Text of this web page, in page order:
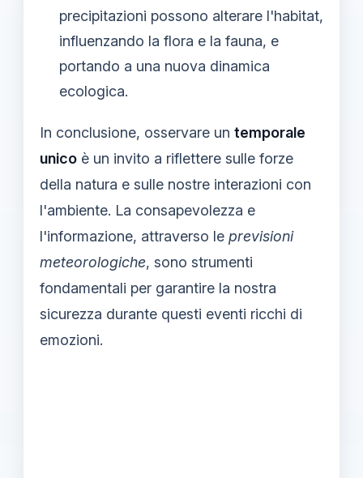
precipitazioni possono alterare l'habitat,
influenzando la flora e la fauna, e
portando a una nuova dinamica
ecologica.
In conclusione, osservare un temporale
unico è un invito a riflettere sulle forze
della natura e sulle nostre interazioni con
l'ambiente. La consapevolezza e
l'informazione, attraverso le previsioni
meteorologiche, sono strumenti
fondamentali per garantire la nostra
sicurezza durante questi eventi ricchi di
emozioni.